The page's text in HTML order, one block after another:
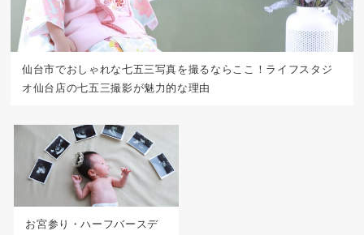
仙台市でおしゃれな七五三写真を撮るならここ！ライフスタジ
オ仙台店の七五三撮影が魅力的な理由
お宮参り・ハーフバースデ